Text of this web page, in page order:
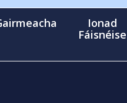
Ionad
Fáisnéise